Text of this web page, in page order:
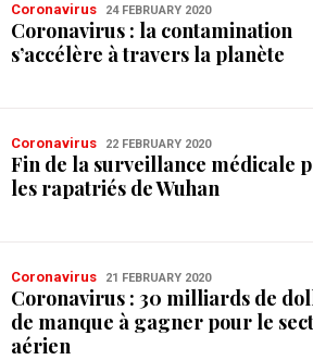
Coronavirus 24 FEBRUARY 2020
Coronavirus : la contamination
s’accélère à travers la planète
Coronavirus 22 FEBRUARY 2020
Fin de la surveillance médicale
les rapatriés de Wuhan
Coronavirus 21 FEBRUARY 2020
Coronavirus : 30 milliards de
de manque à gagner pour le
aérien